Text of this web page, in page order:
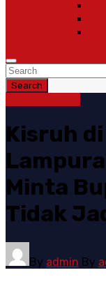
Search
Kisruh
Minta
Tidak
By admin By